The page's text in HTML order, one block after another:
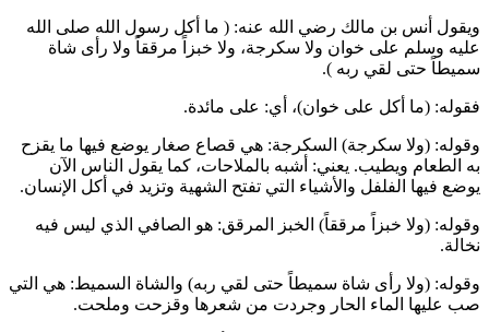
ويقول أنس بن مالك رضي الله عنه: ( ما أكل رسول الله صلى الله
عليه وسلم على خوان ولا سكرجة، ولا خبزاً مرققاً ولا رأى شاة
سميطاً حتى لقي ربه ).
فقوله: (ما أكل على خوان)، أي: على مائدة.
وقوله: (ولا سكرجة) السكرجة: هي قصاع صغار يوضع فيها ما يقزح
به الطعام ويطيب. يعني: أشبه بالملاحات، كما يقول الناس الآن
يوضع فيها الفلفل والأشياء التي تفتح الشهية وتزيد في أكل الإنسان.
وقوله: (ولا خبزاً مرققاً) الخبز المرقق: هو الصافي الذي ليس فيه
نخالة.
وقوله: (ولا رأى شاة سميطاً حتى لقي ربه) والشاة السميط: هي التي
صب عليها الماء الحار وجردت من شعرها وقزحت وملحت.